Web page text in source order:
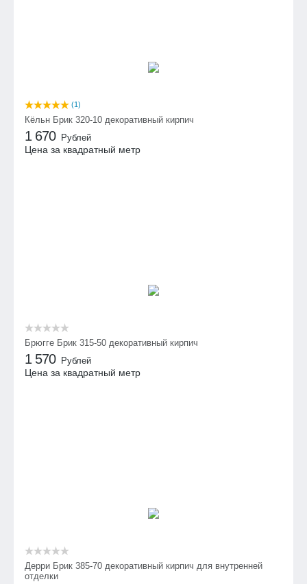
(1)
Кёльн Брик 320-10 декоративный кирпич
1 670 Рублей
Цена за квадратный метр
Брюгге Брик 315-50 декоративный кирпич
1 570 Рублей
Цена за квадратный метр
Дерри Брик 385-70 декоративный кирпич для внутренней
отделки